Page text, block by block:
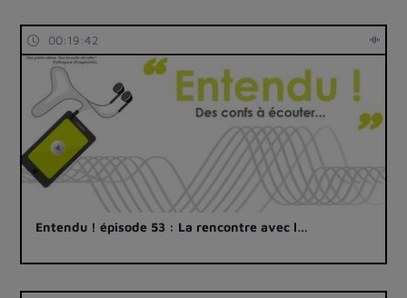
00:19:42
Entendu ! épisode 53 : La rencontre avec l…